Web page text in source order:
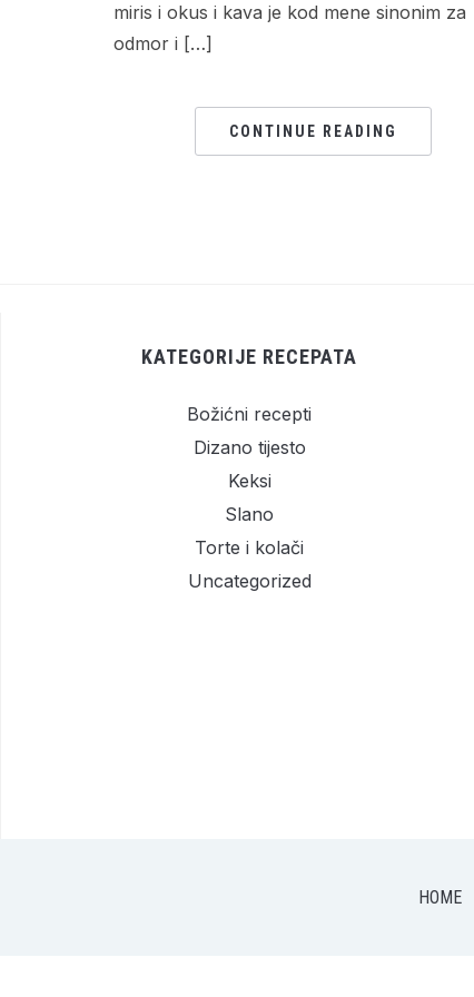
miris i okus i kava je kod mene sinonim za
odmor i […]
CONTINUE READING
KATEGORIJE RECEPATA
Božićni recepti
Dizano tijesto
Keksi
Slano
Torte i kolači
Uncategorized
HOME